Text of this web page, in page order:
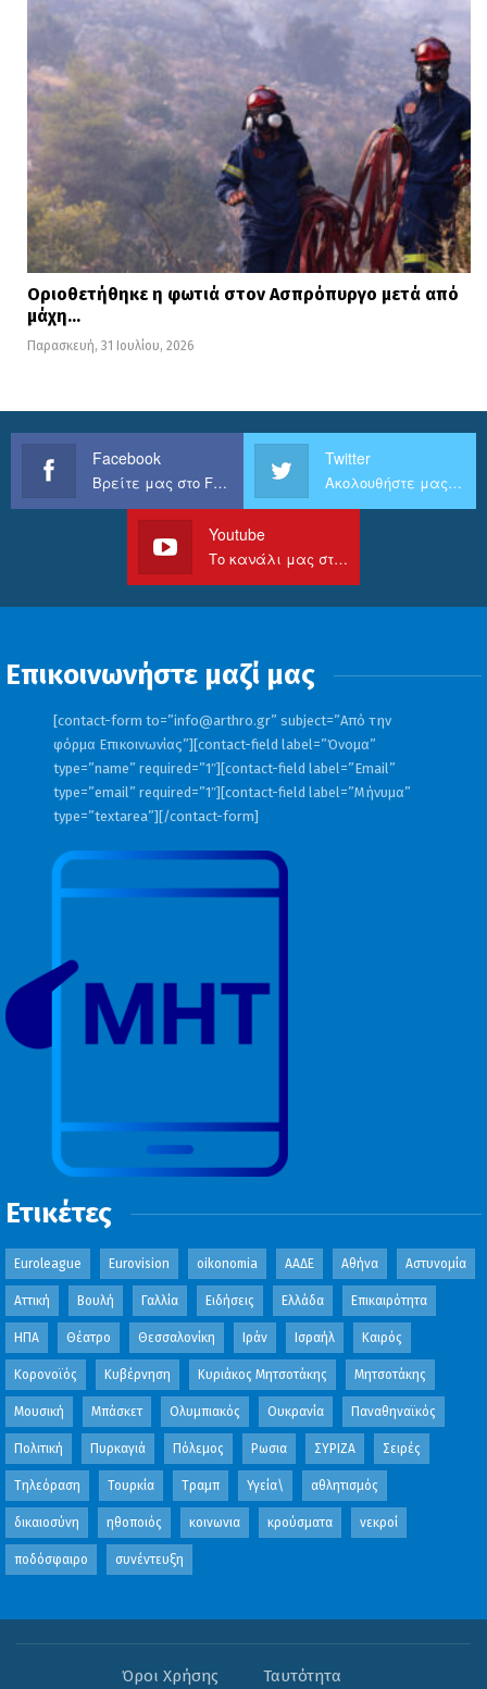
Οριοθετήθηκε η φωτιά στον Ασπρόπυργο μετά από
μάχη…
Παρασκευή, 31 Ιουλίου, 2026
Facebook
Βρείτε μας στο Facebook
Twitter
Ακολουθήστε μας στο Twitter
Youtube
Το κανάλι μας στο Youtube
Επικοινωνήστε μαζί μας
[contact-form to=”info@arthro.gr” subject=”Από την
φόρμα Επικοινωνίας”][contact-field label=”Όνομα”
type=”name” required=”1″][contact-field label=”Email”
type=”email” required=”1″][contact-field label=”Μήνυμα”
type=”textarea”][/contact-form]
Ετικέτες
Euroleague Eurovision oikonomia ΑΑΔΕ Αθήνα Αστυνομία
Αττική Βουλή Γαλλία Ειδήσεις Ελλάδα Επικαιρότητα
ΗΠΑ Θέατρο Θεσσαλονίκη Ιράν Ισραήλ Καιρός
Κορονοϊός Κυβέρνηση Κυριάκος Μητσοτάκης Μητσοτάκης
Μουσική Μπάσκετ Ολυμπιακός Ουκρανία Παναθηναϊκός
Πολιτική Πυρκαγιά Πόλεμος Ρωσια ΣΥΡΙΖΑ Σειρές
Τηλεόραση Τουρκία Τραμπ Υγεία\ αθλητισμός
δικαιοσύνη ηθοποιός κοινωνια κρούσματα νεκροί
ποδόσφαιρο συνέντευξη
Όροι Χρήσης Ταυτότητα